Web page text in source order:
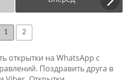
1 2
открытки на WhatsApp с
Поздравить друга в